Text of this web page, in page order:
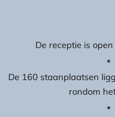
De receptie is
De 160 staanplaatsen
rondom